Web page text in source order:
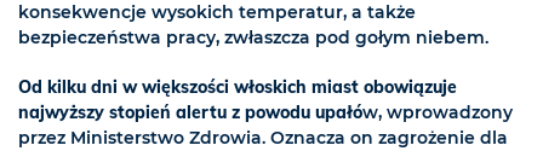
konsekwencje wysokich temperatur, a także
bezpieczeństwa pracy, zwłaszcza pod gołym niebem.
Od kilku dni w większości włoskich miast obowiązuje
najwyższy stopień alertu z powodu upałów, wprowadzony
przez Ministerstwo Zdrowia. Oznacza on zagrożenie dla